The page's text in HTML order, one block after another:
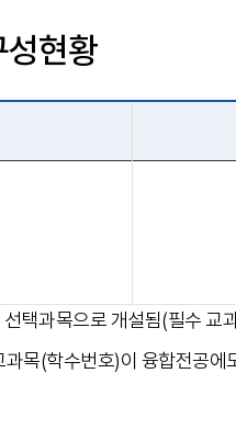
현황
택과목으로 개설됨(필수 교
목(학수번호)이 융합전공